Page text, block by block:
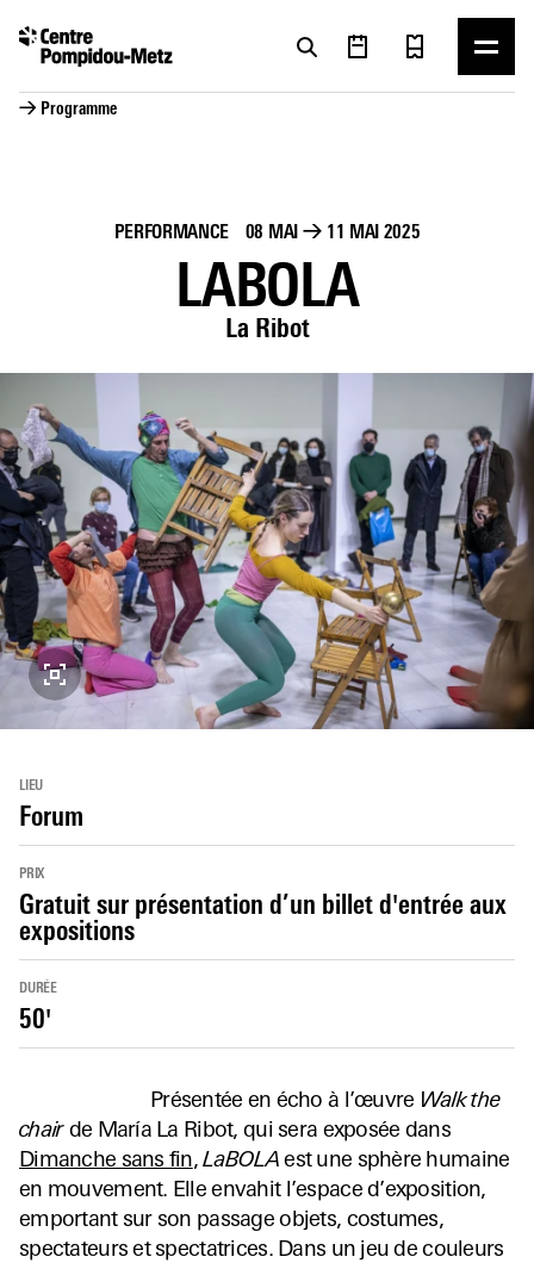
→ Programme
PERFORMANCE 08 MAI → 11 MAI 2025
LABOLA
La Ribot
LIEU
Forum
PRIX
Gratuit sur présentation d’un billet d'entrée aux
expositions
DURÉE
50'
Présentée en écho à l’œuvre Walk the
chairde María La Ribot, qui sera exposée dans
Dimanche sans fin,LaBOLA est une sphère humaine
en mouvement. Elle envahit l’espace d’exposition,
emportant sur son passage objets, costumes,
spectateurs et spectatrices. Dans un jeu de couleurs